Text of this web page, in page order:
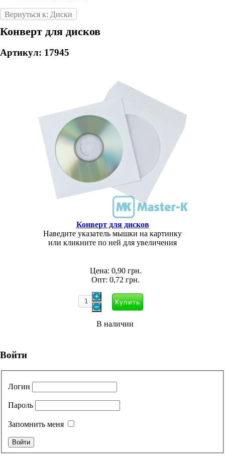
Вернуться к: Диски
Конверт для дисков
Артикул: 17945
Конверт для дисков
Наведите указатель мышки на картинку
или кликните по ней для увеличения
Цена: 0,90 грн.
Опт: 0,72 грн.
В наличии
Войти
Логин
Пароль
Запомнить меня